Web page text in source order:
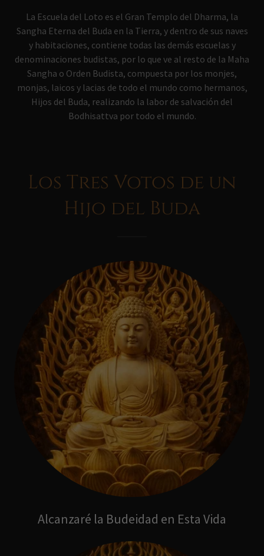
La Escuela del Loto es el Gran Templo del Dharma, la
Sangha Eterna del Buda en la Tierra, y dentro de sus naves
y habitaciones, contiene todas las demás escuelas y
denominaciones budistas, por lo que ve al resto de la Maha
Sangha o Orden Budista, compuesta por los monjes,
monjas, laicos y lacias de todo el mundo como hermanos,
Hijos del Buda, realizando la labor de salvación del
Bodhisattva por todo el mundo.
Los Tres Votos de un
Hijo del Buda
Alcanzaré la Budeidad en Esta Vida